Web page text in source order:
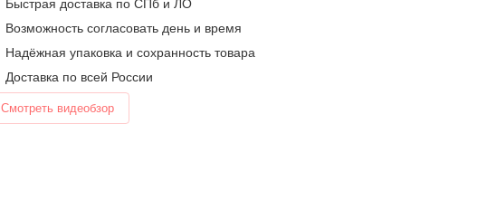
Быстрая доставка по СПб и ЛО
Возможность согласовать день и время
Надёжная упаковка и сохранность товара
Доставка по всей России
Смотреть видеобзор